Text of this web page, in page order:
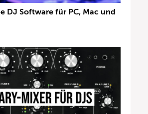
DJ Software für PC, Mac und